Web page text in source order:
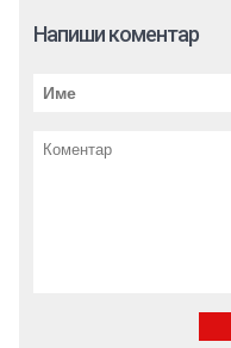
Напиши коментар